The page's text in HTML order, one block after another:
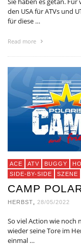
den USA für ATVs und
für diese …
Read more
ACE ATV BUGGY
SIDE-BY-SIDE
SZENE
CAMP
HERBST, 28/05/2022
So viel Action wie noch
wieder seine Tore im
einmal …